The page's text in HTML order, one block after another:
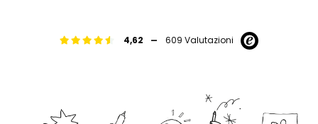
4,62 - 609 Valutazioni